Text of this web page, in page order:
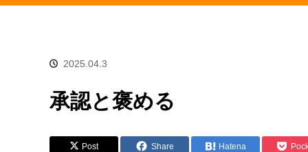
2025.04.3
承認と褒める
Post Share Hatena